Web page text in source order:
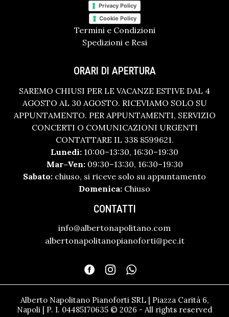
Privacy Policy
Cookie Policy
Termini e Condizioni
Spedizioni e Resi
ORARI DI APERTURA
SAREMO CHIUSI PER LE VACANZE ESTIVE DAL 4
AGOSTO AL 30 AGOSTO. RICEVIAMO SOLO SU
APPUNTAMENTO. PER APPUNTAMENTI, SERVIZIO
CONCERTI O COMUNICAZIONI URGENTI
CONTATTARE IL 338 8599621.
Lunedì: 10:00–13:30, 16:30–19:30
Mar–Ven:09:30–13:30, 16:30–19:30
Sabato: chiuso, si riceve solo su appuntamento
Domenica: Chiuso
CONTATTI
info@albertonapolitano.com
albertonapolitanopianoforti@pec.it
Alberto Napolitano Pianoforti SRL | Piazza Carità 6,
Napoli | P. I. 04485170635 © 2026 - All rights reserved